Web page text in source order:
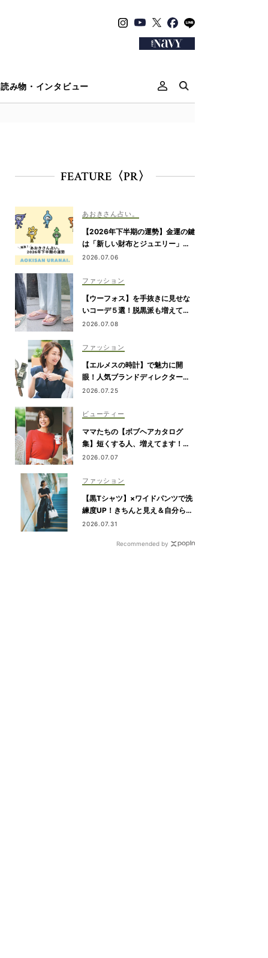
読み物・インタビュー
FEATURE〈PR〉
あおきさん占い。
【2026年下半期の運勢】金運の鍵
は「新しい財布とジュエリー」！
あえての“アナログなコミュニケー
ん占い。
2026.07.06
ファッション
【ウーフォス】を手抜きに見せな
いコーデ５選！脱黒派も増えてま
す
2026.07.08
ファッション
【エルメスの時計】で魅力に開
眼！人気ブランドディレクターの
「相棒ウォッチ」ヒストリー
2026.07.25
ビューティー
ママたちの【ボブヘアカタログ
集】短くする人、増えてます！愛
用ヘアケアまで全部見せ
2026.07.07
ファッション
【黒Tシャツ】×ワイドパンツで洗
練度UP！きちんと見え＆自分らし
さを両立
2026.07.31
Recommended by